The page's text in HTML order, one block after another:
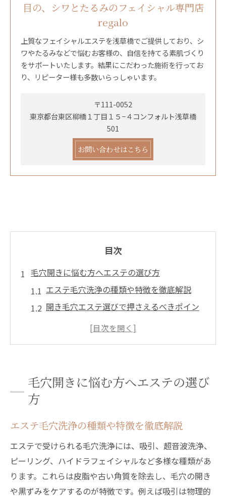
目の、シワとたるみのフェイシャル専門店
regalo
上質なフェイシャルエステを浅草橋でご提供しており、シ
ワやたるみなどで悩むお客様の、自信を持てる素肌づくり
をサポートいたします。結果にこだわった施術を行ってお
り、リピーター様も多数いらっしゃいます。
〒111-0052
東京都台東区柳橋１丁目１５−４コンフォルト浅草橋
501
お問い合わせはこちら
目次
毛穴開きに悩む方へエステの選び方
エステ毛穴洗浄の種類や特徴を徹底解説
開き毛穴エステ選びで押さえるべきポイン
法
エステで叶える毛穴レス肌の秘訣とは
エステ毛穴洗浄で毛穴レス肌を目指す理由
毛穴洗浄エステの効果と持続性を検証
韓国人のような毛穴レス肌になるケア法
フェイシャルエステ毛穴洗浄の魅力と選び
毛穴開きに悩む方へエステの選び
方
エステ毛穴洗浄の種類や特徴を徹底解説
エステで受けられる毛穴洗浄には、吸引、超音波洗浄、
ピーリング、ハイドラフェイシャルなど多様な種類があ
ります。これらは皮脂や古い角質を除去し、毛穴の開き
や黒ずみをケアするのが特徴です。例えば吸引は物理的